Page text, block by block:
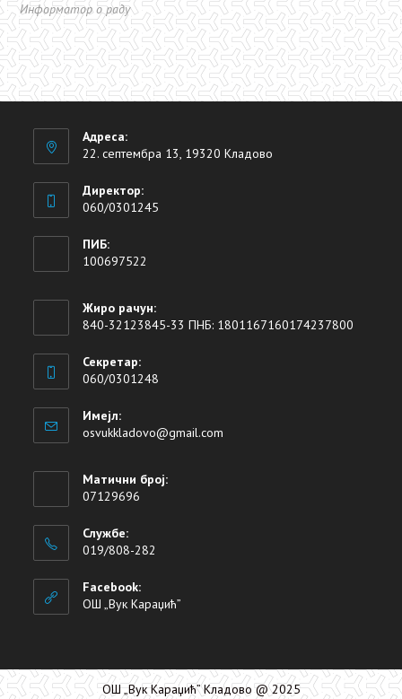
Информатор о раду
Адреса:
22. септембра 13, 19320 Кладово
Директор:
060/0301245
ПИБ:
100697522
Жиро рачун:
840-32123845-33 ПНБ: 1801167160174237800
Секретар:
060/0301248
Имејл:
osvukkladovo@gmail.com
Матични број:
07129696
Службе:
019/808-282
Facebook:
ОШ „Вук Караџић”
ОШ „Вук Караџић” Кладово @ 2025